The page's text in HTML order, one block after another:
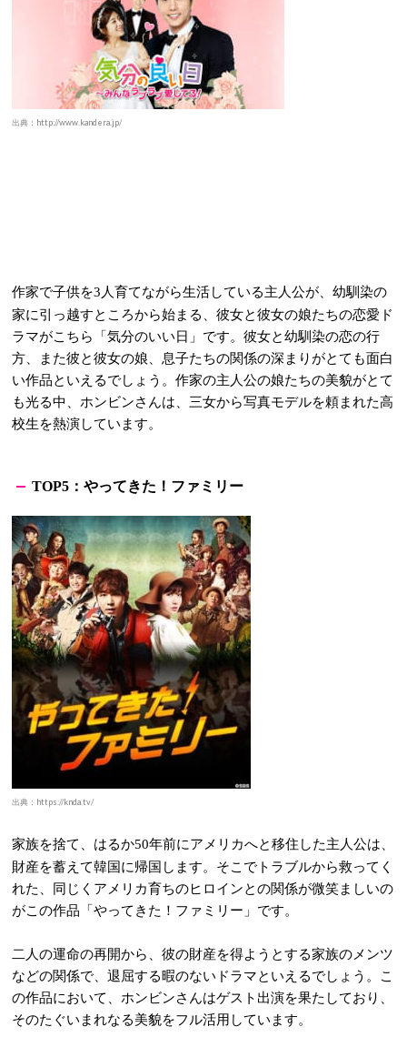
出典：http://www.kandera.jp/
作家で子供を3 人育てながら生活している主人公が、幼馴染の
家に引っ越すところから始まる、彼女と彼女の娘たちの恋愛ド
ラマがこちら「気分のいい日」です。彼女と幼馴染の恋の行
方、また彼と彼女の娘、息子たちの関係の深まりがとても面白
い作品といえるでしょう。作家の主人公の娘たちの美貌がとて
も光る中、ホンビンさんは、三女から写真モデルを頼まれた高
校生を熱演しています。
TOP5 ： やってきた！ファミリー
出典：https://knda.tv/
家族を捨て、はるか50年前にアメリカへと移住した主人公は、
財産を蓄えて韓国に帰国します。そこでトラブルから救ってく
れた、同じくアメリカ育ちのヒロインとの関係が微笑ましいの
がこの作品「やってきた！ファミリー」です。
二人の運命の再開から、彼の財産を得ようとする家族のメンツ
などの関係で、退屈する暇のないドラマといえるでしょう。こ
の作品において、ホンビンさんはゲスト出演を果たしており、
そのたぐいまれなる美貌をフル活用しています。